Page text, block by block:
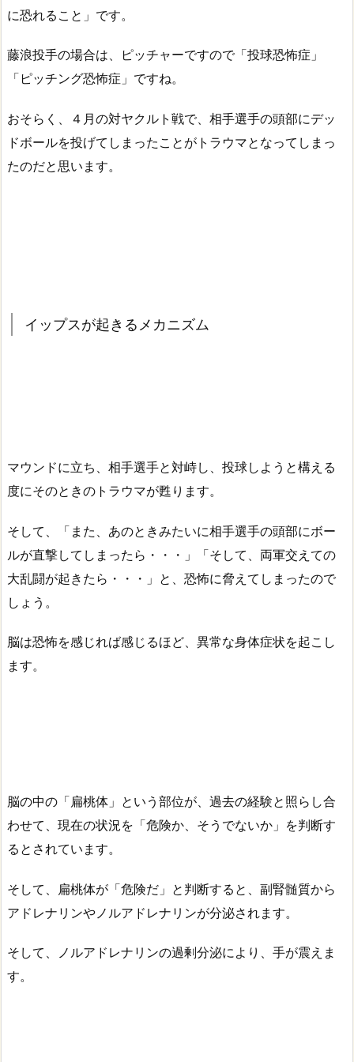
に恐れること 」です。
藤浪投手の場合は、ピッチャーですので「投球恐怖症」
「ピッチング恐怖症」ですね。
おそらく、４月の対ヤクルト戦で、相手選手の頭部にデッ
ドボールを投げてしまったことがトラウマとなってしまっ
たのだと思います。
イップスが起きるメカニズム
マウンドに立ち、相手選手と対峙し、投球しようと構える
度にそのときのトラウマが甦ります。
そして、「また、あのときみたいに相手選手の頭部にボー
ルが直撃してしまったら・・・」「そして、両軍交えての
大乱闘が起きたら・・・」と、恐怖に脅えてしまったので
しょう。
脳は恐怖を感じれば感じるほど、異常な身体症状を起こし
ます。
脳の中の「扁桃体」という部位が、過去の経験と照らし合
わせて、現在の状況を「危険か、そうでないか」を判断す
るとされています。
そして、扁桃体が「危険だ」と判断すると、副腎髄質から
アドレナリンやノルアドレナリンが分泌されます。
そして、ノルアドレナリンの過剰分泌により、手が震えま
す。